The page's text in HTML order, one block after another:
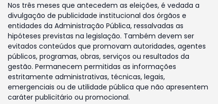
Nos três meses que antecedem as eleições, é vedada a
divulgação de publicidade institucional dos órgãos e
entidades da Administração Pública, ressalvadas as
hipóteses previstas na legislação. Também devem ser
evitados conteúdos que promovam autoridades, agentes
públicos, programas, obras, serviços ou resultados da
gestão. Permanecem permitidas as informações
estritamente administrativas, técnicas, legais,
emergenciais ou de utilidade pública que não apresentem
caráter publicitário ou promocional.